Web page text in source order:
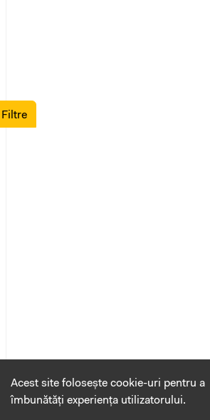
Filtre
Adaugă produs
Acest site folosește cookie-uri pentru a
îmbunătăți experiența utilizatorului.